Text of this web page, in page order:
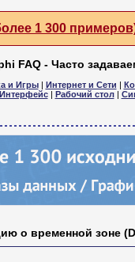
1 300
FAQ - Часто
и Игры| Интернет и Сети |
| Рабочий стол|
о временной зоне